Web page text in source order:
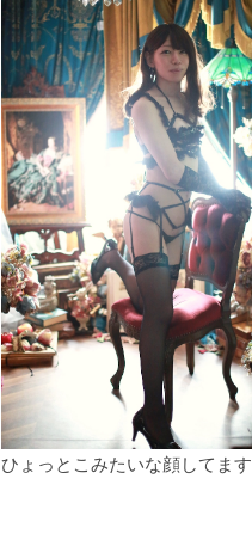
ひょっとこみたいな顔してます